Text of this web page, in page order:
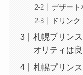
デザート
ドリンク
札幌プリン
オリティは
札幌プリン